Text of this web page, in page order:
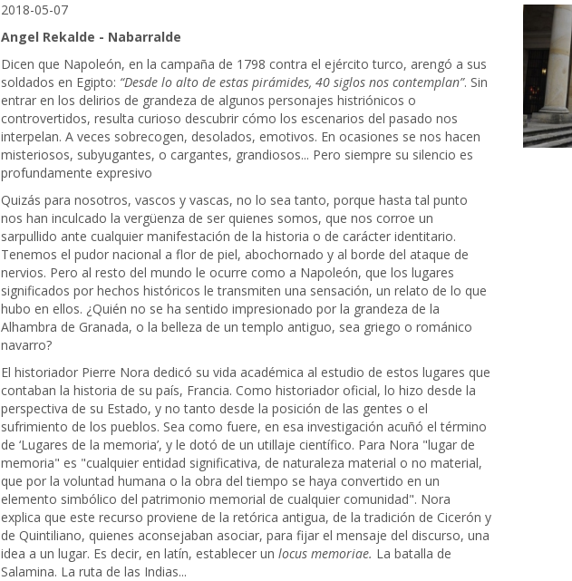
2018-05-07
Angel Rekalde - Nabarralde
Dicen que Napoleón, en la campaña de 1798 contra el ejército turco, arengó a sus
soldados en Egipto: “Desde lo alto de estas pirámides, 40 siglos nos contemplan”. Sin
entrar en los delirios de grandeza de algunos personajes histriónicos o
controvertidos, resulta curioso descubrir cómo los escenarios del pasado nos
interpelan. A veces sobrecogen, desolados, emotivos. En ocasiones se nos hacen
misteriosos, subyugantes, o cargantes, grandiosos... Pero siempre su silencio es
profundamente expresivo
Quizás para nosotros, vascos y vascas, no lo sea tanto, porque hasta tal punto
nos han inculcado la vergüenza de ser quienes somos, que nos corroe un
sarpullido ante cualquier manifestación de la historia o de carácter identitario.
Tenemos el pudor nacional a flor de piel, abochornado y al borde del ataque de
nervios. Pero al resto del mundo le ocurre como a Napoleón, que los lugares
significados por hechos históricos le transmiten una sensación, un relato de lo que
hubo en ellos. ¿Quién no se ha sentido impresionado por la grandeza de la
Alhambra de Granada, o la belleza de un templo antiguo, sea griego o románico
navarro?
El historiador Pierre Nora dedicó su vida académica al estudio de estos lugares que
contaban la historia de su país, Francia. Como historiador oficial, lo hizo desde la
perspectiva de su Estado, y no tanto desde la posición de las gentes o el
sufrimiento de los pueblos. Sea como fuere, en esa investigación acuñó el término
de ‘Lugares de la memoria’, y le dotó de un utillaje científico. Para Nora "lugar de
memoria" es "cualquier entidad significativa, de naturaleza material o no material,
que por la voluntad humana o la obra del tiempo se haya convertido en un
elemento simbólico del patrimonio memorial de cualquier comunidad". Nora
explica que este recurso proviene de la retórica antigua, de la tradición de Cicerón y
de Quintiliano, quienes aconsejaban asociar, para fijar el mensaje del discurso, una
idea a un lugar. Es decir, en latín, establecer un locus memoriae. La batalla de
Salamina. La ruta de las Indias...